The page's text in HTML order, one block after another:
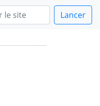
Lancer